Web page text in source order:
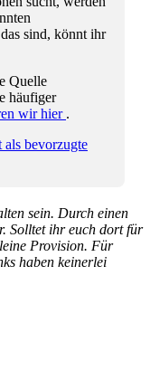
sind, könnt ihr
Quelle
häufiger
wir hier .
bevorzugte
sein. Durch einen
Solltet ihr euch dort für
Provision. Für
haben keinerlei